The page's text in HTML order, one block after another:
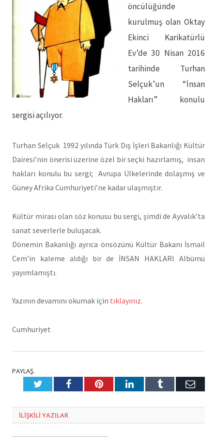
öncülüğünde
kurulmuş olan Oktay
Ekinci Karikatürlü
Ev’de 30 Nisan 2016
tarihinde Turhan
Selçuk’un “İnsan
Hakları” konulu
sergisi açılıyor.
Turhan Selçuk 1992 yılında Türk Dış İşleri Bakanlığı Kültür
Dairesi’nin önerisi üzerine özel bir seçki hazırlamış, insan
hakları konulu bu sergi; Avrupa Ülkelerinde dolaşmış ve
Güney Afrika Cumhuriyeti’ne kadar ulaşmıştır.
Kültür mirası olan söz konusu bu sergi, şimdi de Ayvalık’ta
sanat severlerle buluşacak.
Dönemin Bakanlığı ayrıca önsözünü Kültür Bakanı İsmail
Cem’in kaleme aldığı bir de İNSAN HAKLARI Albümü
yayımlamıştı.
Yazının devamını okumak için tıklayınız.
Cumhuriyet
PAYLAŞ.
TwitterFacebookPinterestLinkedInTumblr E-
ILIŞKILI YAZILAR